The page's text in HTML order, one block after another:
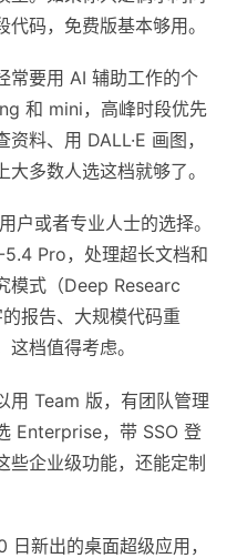
码，免费版基本够用。
要用 AI 辅助工作的个
和 mini，高峰时段优先
料、用 DALL·E 画图，
多数人选这档就够了。
或者专业人士的选择。
Pro，处理超长文档和
模式（Deep Researc
报告、大规模代码重
档值得考虑。
Team 版，有团队管理
Enterprise，带 SSO 登
些企业级功能，还能定制
新出的桌面超级应用，